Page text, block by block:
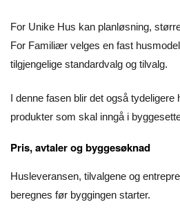
For Unike Hus kan planløsning,
For Familiær velges en fast
tilgjengelige standardvalg og tilvalg.
I denne fasen blir det også tydeligere
produkter som skal inngå i
Pris, avtaler og byggesøknad
Husleveransen, tilvalgene og
beregnes før byggingen starter.